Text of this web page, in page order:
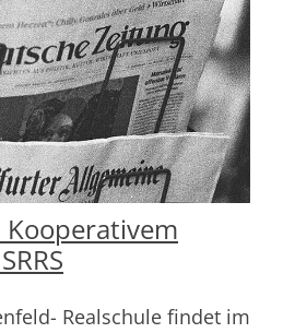
Realschule findet im